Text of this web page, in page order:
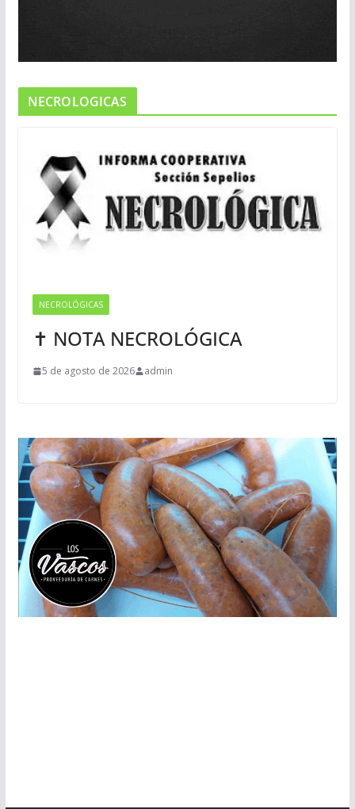
NECROLOGICAS
NECROLÓGICAS
✝ NOTA NECROLÓGICA
5 de agosto de 2026 admin